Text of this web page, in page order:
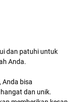
dan patuhi untuk
Anda.
Anda bisa
dan unik.